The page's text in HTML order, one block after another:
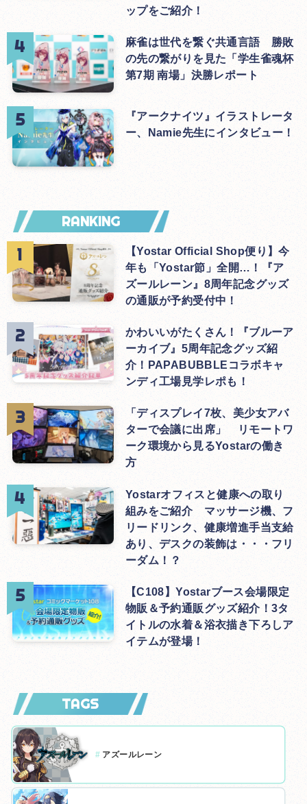
ップをご紹介！
麻雀は世代を繋ぐ共通言語 勝敗
の先の繋がりを見た「学生雀魂杯
第7期 南場」決勝レポート
『アークナイツ』イラストレータ
ー、Namie先生にインタビュー！
RANKING
【Yostar Official Shop便り】今
年も「Yostar節」全開…！『ア
ズールレーン』8周年記念グッズ
の通販が予約受付中！
かわいいがたくさん！『ブルーア
ーカイブ』5周年記念グッズ紹
介！PAPABUBBLEコラボキャ
ンディ工場見学レポも！
「ディスプレイ7枚、美少女アバ
ターで会議に出席」 リモートワ
ーク環境から見るYostarの働き
方
Yostarオフィスと健康への取り
組みをご紹介 マッサージ機、フ
リードリンク、健康増進手当支給
あり、デスクの装飾は・・・フリ
ーダム！？
【C108】Yostarブース会場限定
物販＆予約通販グッズ紹介！3タ
イトルの水着＆浴衣描き下ろしア
イテムが登場！
TAGS
# アズールレーン